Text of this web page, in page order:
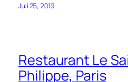
Juli 25, 2019
Restaurant Le
Philippe, Paris